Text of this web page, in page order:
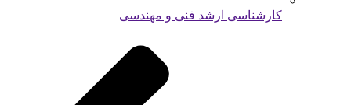
کارشناسی ارشد فنی و مهندسی